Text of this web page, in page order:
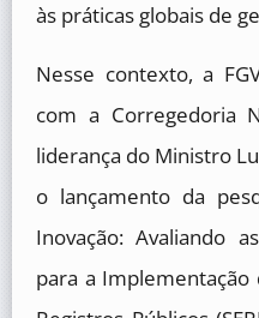
às práticas globais de
Nesse contexto, a
com a Corregedoria
liderança do Ministro
o lançamento da
Inovação: Avaliando
para a Implementação